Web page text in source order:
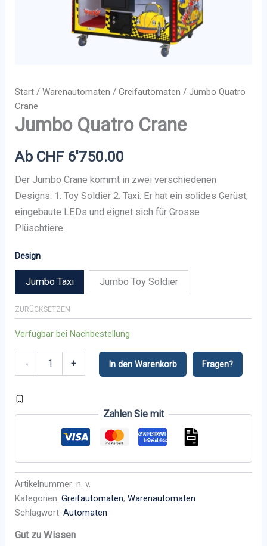
Start /Warenautomaten /Greifautomaten / Jumbo Quatro
Crane
Jumbo Quatro Crane
Ab CHF 6'750.00
Der Jumbo Crane kommt in zwei verschiedenen
Designs: 1. Toy Soldier 2. Taxi. Er hat ein solides Gerüst,
eingebaute LEDs und eignet sich für Grosse
Plüschtiere.
Design
Jumbo Taxi Jumbo Toy Soldier
ZURÜCKSETZEN
Verfügbar bei Nachbestellung
-
Menge
+ In den Warenkorb Fragen?
Alternative: Zahlen Sie mit
Artikelnummer:n. v.
Kategorien:Greifautomaten,Warenautomaten
Schlagwort:Automaten
Gut zu Wissen